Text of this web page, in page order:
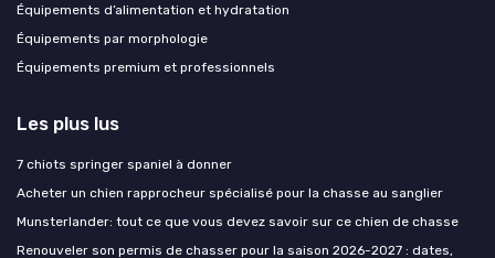
Équipements d’alimentation et hydratation
Équipements par morphologie
Équipements premium et professionnels
Les plus lus
7 chiots springer spaniel à donner
Acheter un chien rapprocheur spécialisé pour la chasse au sanglier
Munsterlander: tout ce que vous devez savoir sur ce chien de chasse
Renouveler son permis de chasser pour la saison 2026-2027 : dates,